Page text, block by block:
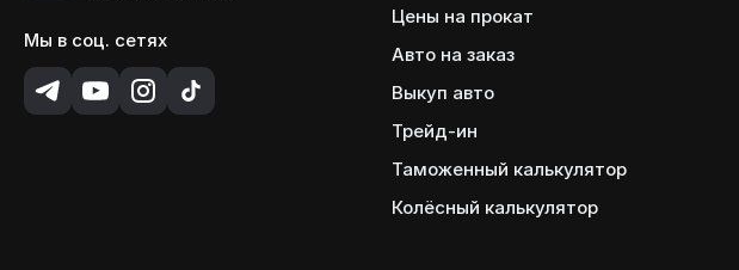
Мы в соц. сетях
Цены на прокат
Авто на заказ
Выкуп авто
Трейд-ин
Таможенный калькулятор
Колёсный калькулятор